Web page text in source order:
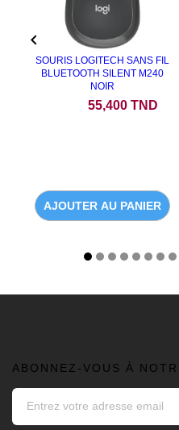
SOURIS LOGITECH SANS FIL
BLUETOOTH SILENT M240
NOIR
55,400 TND
AJOUTER AU PANIER

ABONNEZ-VOUS À